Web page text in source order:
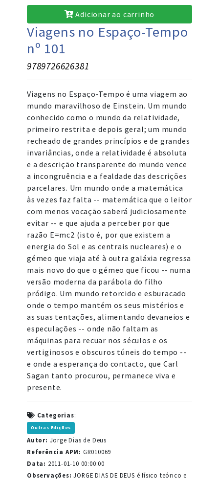
Adicionar ao carrinho
Viagens no Espaço-Tempo
nº 101
9789726626381
Viagens no Espaço-Tempo é uma viagem ao
mundo maravilhoso de Einstein. Um mundo
conhecido como o mundo da relatividade,
primeiro restrita e depois geral; um mundo
recheado de grandes princípios e de grandes
invariâncias, onde a relatividade é absoluta
e a descrição transparente do mundo vence
a incongruência e a fealdade das descrições
parcelares. Um mundo onde a matemática
às vezes faz falta -- matemática que o leitor
com menos vocação saberá judiciosamente
evitar -- e que ajuda a perceber por que
razão E=mc2 (isto é, por que existem a
energia do Sol e as centrais nucleares) e o
gémeo que viaja até à outra galáxia regressa
mais novo do que o gémeo que ficou -- numa
versão moderna da parábola do filho
pródigo. Um mundo retorcido e esburacado
onde o tempo mantém os seus mistérios e
as suas tentações, alimentando devaneios e
especulações -- onde não faltam as
máquinas para recuar nos séculos e os
vertiginosos e obscuros túneis do tempo --
e onde a esperança do contacto, que Carl
Sagan tanto procurou, permanece viva e
presente.
Categorias:
Outras Edições
Autor: Jorge Dias de Deus
Referência APM: GR010069
Data: 2011-01-10 00:00:00
Observações: JORGE DIAS DE DEUS é físico teórico e